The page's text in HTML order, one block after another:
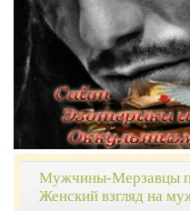
Мужчины-Мерзавцы
Женский взгляд на